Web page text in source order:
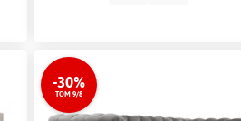
-30%
TOM 9/8